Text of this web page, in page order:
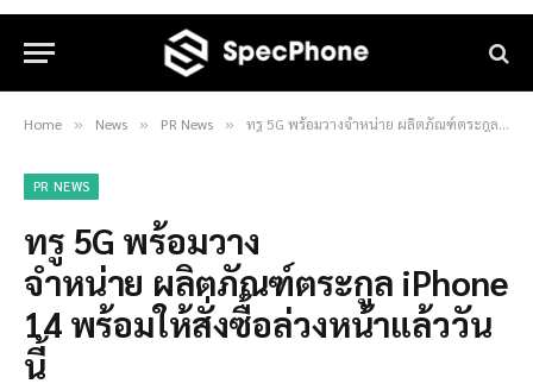
Home » News » PR News » ทรู 5G พร้อมวางจำหน่าย ผลิตภัณฑ์ตระกูล iPhone 14 พร้อมให้สั่งซื้อล่วงหน้าแล้ววันนี้
PR NEWS
ทรู 5G พร้อมวาง
จำหน่าย ผลิตภัณฑ์ตระกูล iPhone
14 พร้อมให้สั่งซื้อล่วงหน้าแล้ววัน
นี้